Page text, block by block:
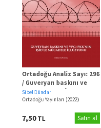
Ortadoğu Analiz Sayı: 296
/ Guveryan baskını ve
YPG/PKK’nın IŞİD’le
Mücadele İllüzyonu
Sibel Dündar
Ortadoğu Yayınları (2022)
7,50TL Satın al